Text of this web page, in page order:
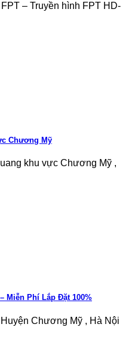
– Truyền hình FPT HD-
Chương Mỹ
khu vực Chương Mỹ ,
Miễn Phí Lắp Đặt 100%
Chương Mỹ , Hà Nội